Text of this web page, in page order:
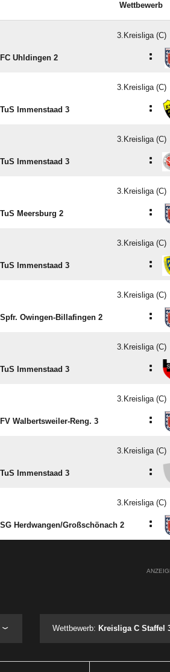
Wettbewerb
3.Kreisliga (C)
FC Uhldingen 2 :
3.Kreisliga (C)
TuS Immenstaad 3 :
3.Kreisliga (C)
TuS Immenstaad 3 :
3.Kreisliga (C)
TuS Meersburg 2 :
3.Kreisliga (C)
TuS Immenstaad 3 :
3.Kreisliga (C)
Spfr. Owingen-Billafingen 2 :
3.Kreisliga (C)
TuS Immenstaad 3 :
3.Kreisliga (C)
FV Walbertsweiler-Reng. 3 :
3.Kreisliga (C)
TuS Immenstaad 3 :
3.Kreisliga (C)
SG Herdwangen/​Großschönach 2 :
Wettbewerb: Kreisliga C Staffel